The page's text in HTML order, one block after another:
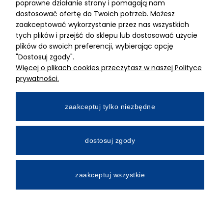
ADRES
MIMARI sp z o.o.
ul. Kurkowa 12
50-210 Wrocław
Dane rejestracyjne
NIP:8982325327
Wpłacony w całości
Numer konta bankowego
All Rights Reserved © 2026 Mimari.com.pl
poprawne działanie strony i pomagają nam
dostosować ofertę do Twoich potrzeb. Możesz
zaakceptować wykorzystanie przez nas wszystkich
tych plików i przejść do sklepu lub dostosować użycie
plików do swoich preferencji, wybierając opcję
"Dostosuj zgody".
Więcej o plikach cookies przeczytasz w naszej Polityce
prywatności.
zaakceptuj tylko niezbędne
dostosuj zgody
zaakceptuj wszystkie